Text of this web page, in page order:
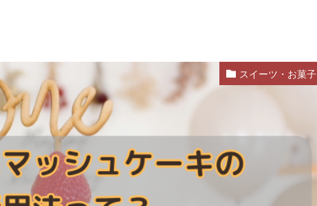
スイーツ・お菓子